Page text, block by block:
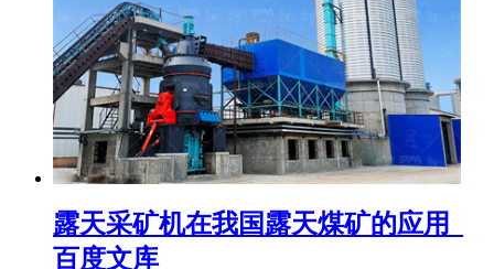
露天采矿机在我国露天煤矿的应用_
百度文库